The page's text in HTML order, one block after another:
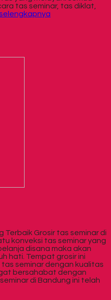
tas seminar, tas diklat,
Terbaik Grosir tas seminar di
konveksi tas seminar yang
disana maka akan
hati. Tempat grosir ini
seminar dengan kualitas
bersahabat dengan
di Bandung ini telah